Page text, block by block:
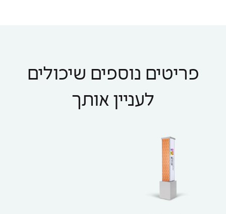
פריטים נוספים שיכולים
לעניין אותך